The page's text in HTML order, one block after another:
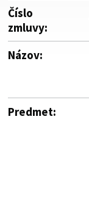
Číslo
zmluvy:
Názov:
Predmet: